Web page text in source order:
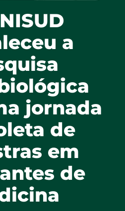
a
jornada
de
em
de